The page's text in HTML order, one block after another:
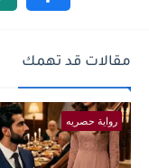
مقالات قد تهمك
رواية حصريه